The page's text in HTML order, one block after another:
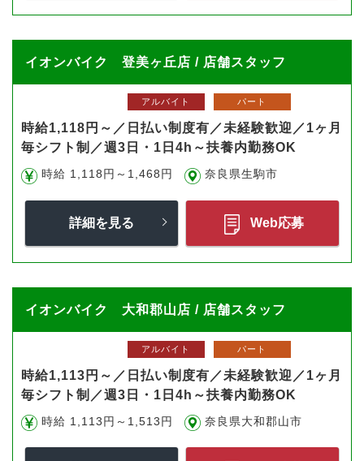
イオンバイク 登美ヶ丘店 / 店舗スタッフ
アルバイト パート
時給1,118円～／日払い制度有／未経験歓迎／1ヶ月
毎シフト制／週3日・1日4h～扶養内勤務OK
時給 1,118円～1,468円 奈良県生駒市
詳細を見る Web応募
イオンバイク 大和郡山店 / 店舗スタッフ
アルバイト パート
時給1,113円～／日払い制度有／未経験歓迎／1ヶ月
毎シフト制／週3日・1日4h～扶養内勤務OK
時給 1,113円～1,513円 奈良県大和郡山市